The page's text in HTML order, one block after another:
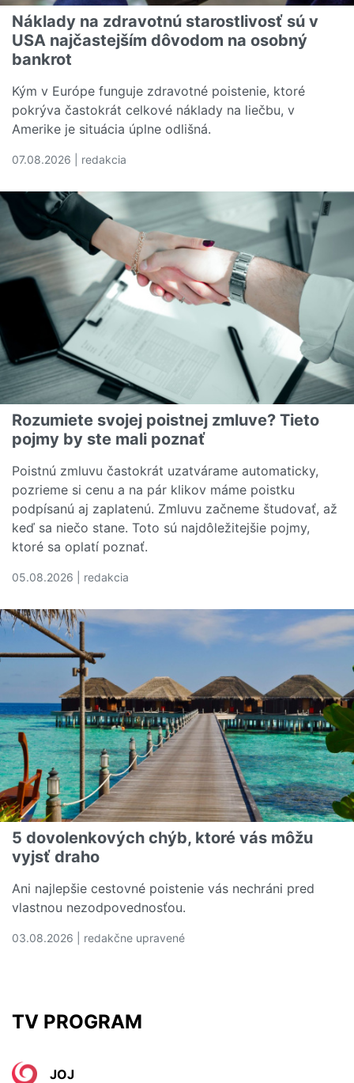
Náklady na zdravotnú starostlivosť sú v
USA najčastejším dôvodom na osobný
bankrot
Kým v Európe funguje zdravotné poistenie, ktoré
pokrýva častokrát celkové náklady na liečbu, v
Amerike je situácia úplne odlišná.
07.08.2026 | redakcia
Rozumiete svojej poistnej zmluve? Tieto
pojmy by ste mali poznať
Poistnú zmluvu častokrát uzatvárame automaticky,
pozrieme si cenu a na pár klikov máme poistku
podpísanú aj zaplatenú. Zmluvu začneme študovať, až
keď sa niečo stane. Toto sú najdôležitejšie pojmy,
ktoré sa oplatí poznať.
05.08.2026 | redakcia
5 dovolenkových chýb, ktoré vás môžu
vyjsť draho
Ani najlepšie cestovné poistenie vás nechráni pred
vlastnou nezodpovednosťou.
03.08.2026 | redakčne upravené
TV PROGRAM
JOJ